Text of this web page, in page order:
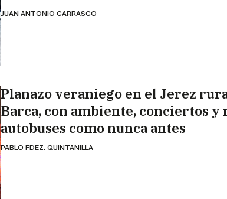
JUAN ANTONIO CARRASCO
Planazo veraniego en el Jerez
Barca, con ambiente, conciertos y
autobuses como nunca antes
PABLO FDEZ. QUINTANILLA